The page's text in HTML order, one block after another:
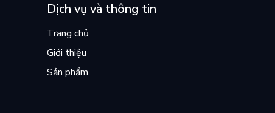
Dịch vụ và thông tin
Trang chủ
Giới thiệu
Sản phẩm